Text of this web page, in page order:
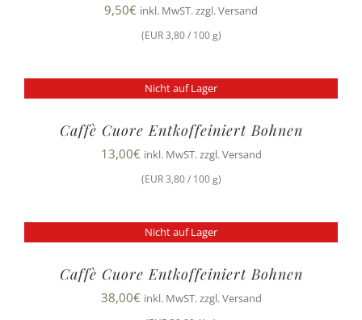
9,50€ inkl. MwST. zzgl. Versand
(EUR 3,80 / 100 g)
Nicht auf Lager
Caffè Cuore Entkoffeiniert Bohnen
13,00€ inkl. MwST. zzgl. Versand
(EUR 3,80 / 100 g)
Nicht auf Lager
Caffè Cuore Entkoffeiniert Bohnen
38,00€ inkl. MwST. zzgl. Versand